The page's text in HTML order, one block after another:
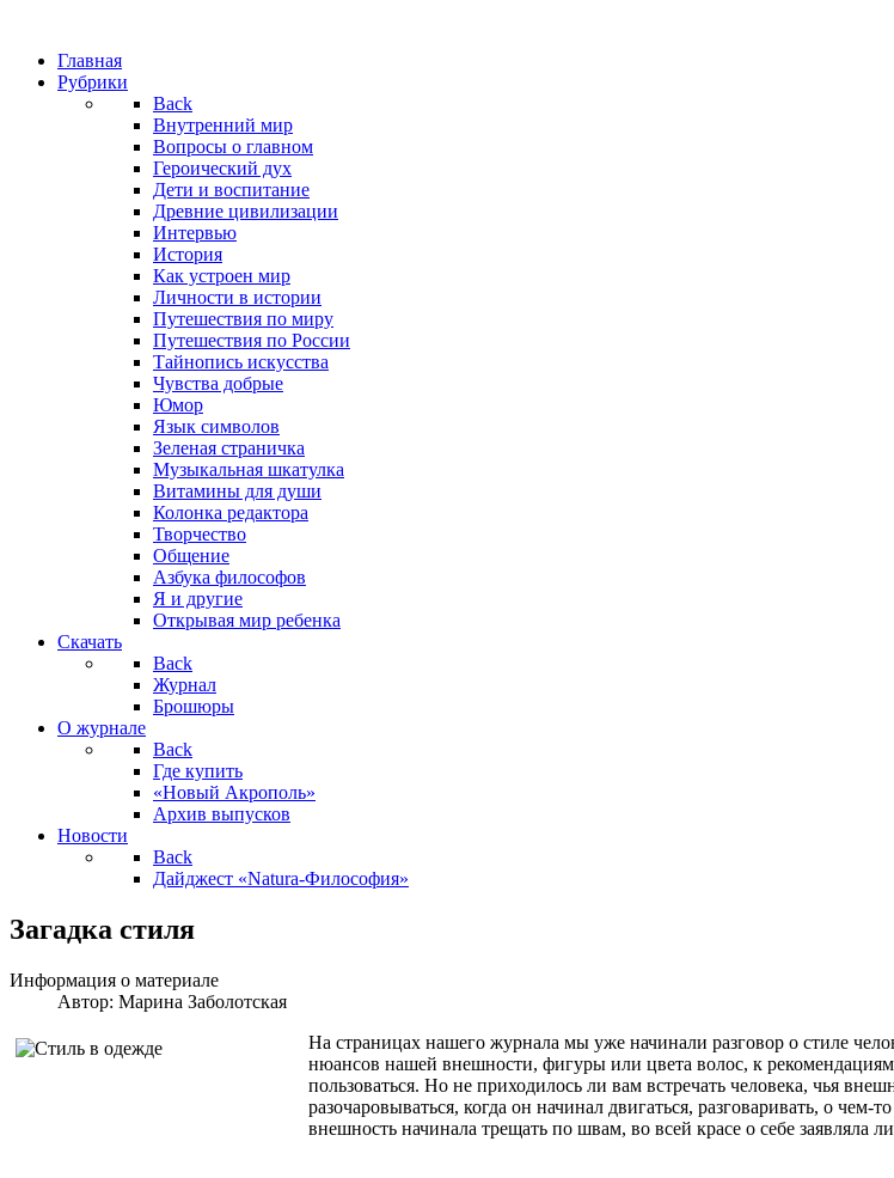
Главная
Рубрики
Back
Внутренний мир
Вопросы о главном
Героический дух
Дети и воспитание
Древние цивилизации
Интервью
История
Как устроен мир
Личности в истории
Путешествия по миру
Путешествия по России
Тайнопись искусства
Чувства добрые
Юмор
Язык символов
Зеленая страничка
Музыкальная шкатулка
Витамины для души
Колонка редактора
Творчество
Общение
Азбука философов
Я и другие
Открывая мир ребенка
Скачать
Back
Журнал
Брошюры
О журнале
Back
Где купить
«Новый Акрополь»
Архив выпусков
Новости
Back
Дайджест «Natura-Философия»
Загадка стиля
Информация о материале
Автор: Марина Заболотская
На страницах нашего журнала мы уже начинали разговор о стиле
нюансов нашей внешности, фигуры или цвета волос, к рекомендациям
пользоваться. Но не приходилось ли вам встречать человека, чья
разочаровываться, когда он начинал двигаться, разговаривать, о
внешность начинала трещать по швам, во всей красе о себе заявляла